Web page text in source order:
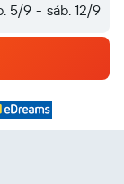
5/9 - sáb. 12/9